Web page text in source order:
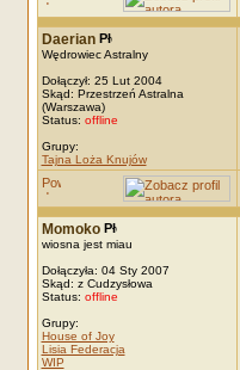
Daerian
Wędrowiec Astralny
Dołączył: 25 Lut 2004
Skąd: Przestrzeń Astralna
(Warszawa)
Status: offline
Grupy:
Tajna Loża Knujów
Momoko
wiosna jest miau
Dołączyła: 04 Sty 2007
Skąd: z Cudzysłowa
Status: offline
Grupy:
House of Joy
Lisia Federacja
WIP